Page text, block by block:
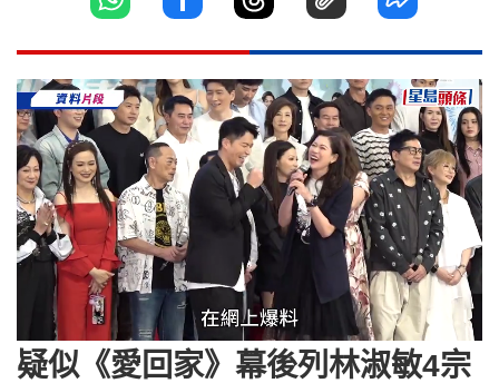
Unmute Loaded:
疑似《愛回家》幕後列林淑敏4宗